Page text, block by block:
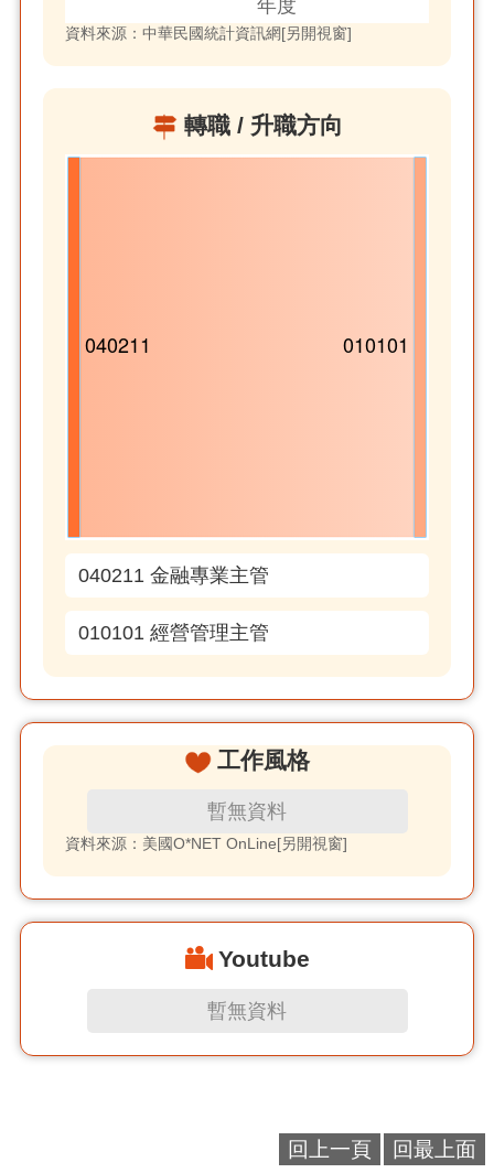
資料來源：中華民國統計資訊網[另開視窗]
轉職 / 升職方向
040211 金融專業主管
010101 經營管理主管
工作風格
暫無資料
資料來源：美國O*NET OnLine[另開視窗]
Youtube
暫無資料
回上一頁 回最上面